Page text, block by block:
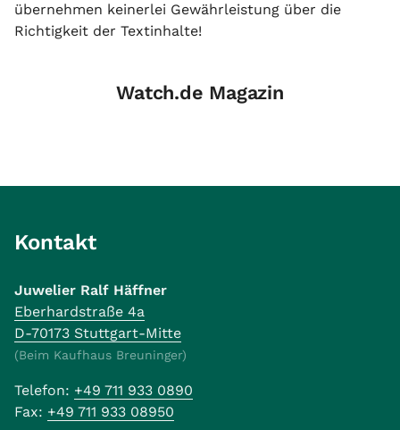
übernehmen keinerlei Gewährleistung über die
Richtigkeit der Textinhalte!
Watch.de Magazin
Kontakt
Juwelier Ralf Häffner
Eberhardstraße 4a
D-70173 Stuttgart-Mitte
(Beim Kaufhaus Breuninger)
Telefon: +49 711 933 0890
Fax: +49 711 933 08950